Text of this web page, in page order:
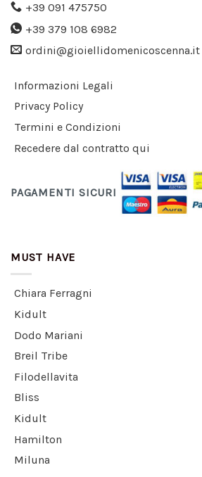
+39 091 475750
+39 379 108 6982
ordini@gioiellidomenicoscenna.it
Informazioni Legali
Privacy Policy
Termini e Condizioni
Recedere dal contratto qui
PAGAMENTI SICURI
MUST HAVE
Chiara Ferragni
Kidult
Dodo Mariani
Breil Tribe
Filodellavita
Bliss
Kidult
Hamilton
Miluna